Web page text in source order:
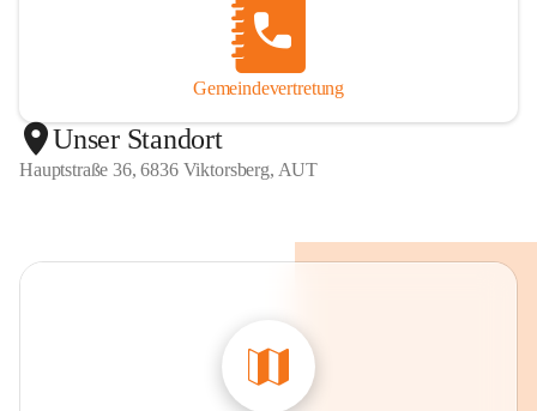
Gemeindevertretung
Unser Standort
Hauptstraße 36, 6836 Viktorsberg, AUT